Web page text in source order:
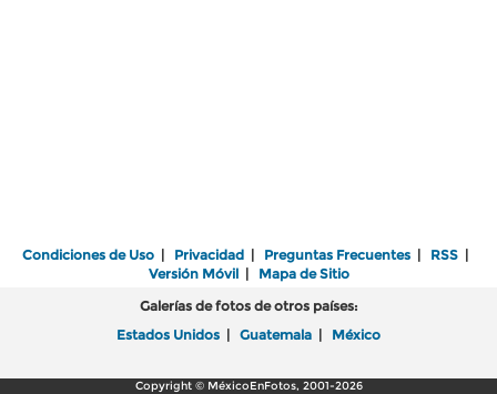
Condiciones de Uso | Privacidad | Preguntas Frecuentes | RSS |
Versión Móvil| Mapa de Sitio
Galerías de fotos de otros países:
Estados Unidos | Guatemala | México
Copyright © MéxicoEnFotos, 2001-2026